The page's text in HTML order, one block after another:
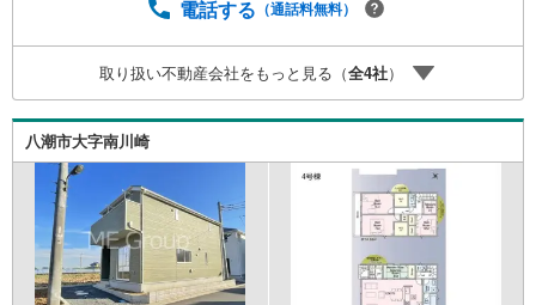
円のご紹介料をお支払いさせて頂きます！詳しくはスタッ
マイカーでも安心！2.チャイルドスペース、授乳室、ベビ
ーベッド完備3.他にもファミリーに優しい『あったら良い
な』がここにある！ミルク用浄水サーバー、紙おむつ、ア
メニティ、大型個室2部屋、各ブースモニター等
電話する （通話料無料）
取り扱い不動産会社をもっと見る（全4社）
八潮市大字南川崎